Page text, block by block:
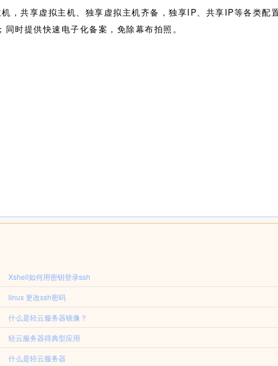
，共享虚拟主机、独享虚拟主机齐备，独享IP、共享IP等各类配
时提供快速电子化备案，免除幕布拍照。
Xshell如何用密钥登录ssh
linux 更改ssh密码
什么是轻云服务器镜像？
轻云服务器得典型应用
什么是轻云服务器